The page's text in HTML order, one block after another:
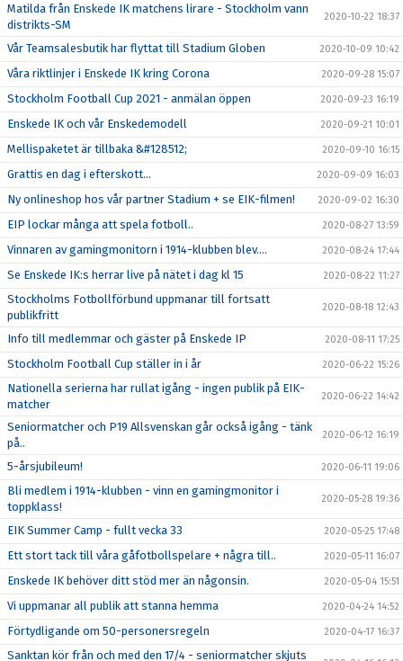
Matilda från Enskede IK matchens lirare - Stockholm vann
distrikts-SM
2020-10-22 18:37
Vår Teamsalesbutik har flyttat till Stadium Globen 2020-10-09 10:42
Våra riktlinjer i Enskede IK kring Corona 2020-09-28 15:07
Stockholm Football Cup 2021 - anmälan öppen 2020-09-23 16:19
Enskede IK och vår Enskedemodell 2020-09-21 10:01
Mellispaketet är tillbaka &#128512; 2020-09-10 16:15
Grattis en dag i efterskott... 2020-09-09 16:03
Ny onlineshop hos vår partner Stadium + se EIK-filmen! 2020-09-02 16:30
EIP lockar många att spela fotboll.. 2020-08-27 13:59
Vinnaren av gamingmonitorn i 1914-klubben blev.... 2020-08-24 17:44
Se Enskede IK:s herrar live på nätet i dag kl 15 2020-08-22 11:27
Stockholms Fotbollförbund uppmanar till fortsatt
publikfritt
2020-08-18 12:43
Info till medlemmar och gäster på Enskede IP 2020-08-11 17:25
Stockholm Football Cup ställer in i år 2020-06-22 15:26
Nationella serierna har rullat igång - ingen publik på EIK-
matcher
2020-06-22 14:42
Seniormatcher och P19 Allsvenskan går också igång - tänk
på..
2020-06-12 16:19
5-årsjubileum! 2020-06-11 19:06
Bli medlem i 1914-klubben - vinn en gamingmonitor i
toppklass!
2020-05-28 19:36
EIK Summer Camp - fullt vecka 33 2020-05-25 17:48
Ett stort tack till våra gåfotbollspelare + några till.. 2020-05-11 16:07
Enskede IK behöver ditt stöd mer än någonsin. 2020-05-04 15:51
Vi uppmanar all publik att stanna hemma 2020-04-24 14:52
Förtydligande om 50-personersregeln 2020-04-17 16:37
Sanktan kör från och med den 17/4 - seniormatcher skjuts